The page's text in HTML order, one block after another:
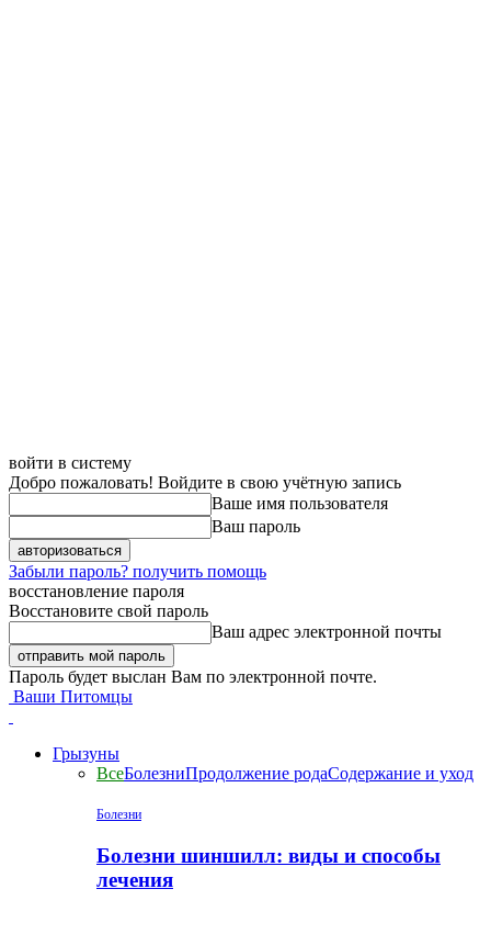
войти в систему
Добро пожаловать! Войдите в свою учётную запись
Ваше имя пользователя
Ваш пароль
Забыли пароль? получить помощь
восстановление пароля
Восстановите свой пароль
Ваш адрес электронной почты
Пароль будет выслан Вам по электронной почте.
Ваши Питомцы
Грызуны
ВсеБолезниПродолжение родаСодержание и уход
Болезни
Болезни шиншилл: виды и способы
лечения